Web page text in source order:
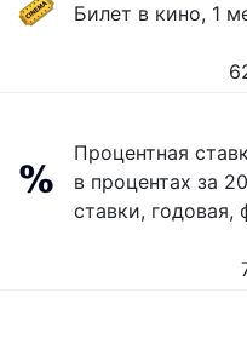
Билет в кино, 1
Процентная
в процентах за
ставки, годовая,